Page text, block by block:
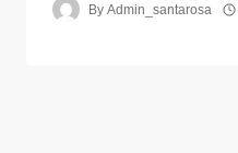
By Admin_santarosa